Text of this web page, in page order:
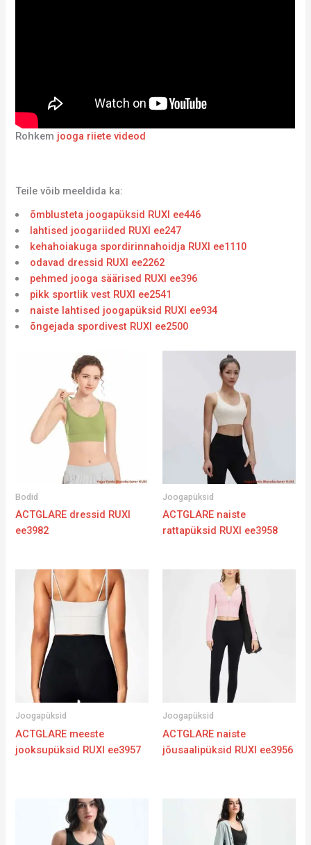
Rohkem jooga riiete videod
Teile võib meeldida ka:
õmblusteta joogapüksid RUXI ee446
lahtised joogariided RUXI ee247
kehahoiakuga spordirinnahoidja RUXI ee1110
odavad dressid RUXI ee2262
pehmed jooga säärised RUXI ee396
pikk sportlik vest RUXI ee2541
naiste lahtised joogapüksid RUXI ee934
õngejada spordivest RUXI ee2500
Bodid
ACTGLARE dressid RUXI
ee3982
Joogapüksid
ACTGLARE naiste
rattapüksid RUXI ee3958
Joogapüksid
ACTGLARE meeste
jooksupüksid RUXI ee3957
Joogapüksid
ACTGLARE naiste
jõusaalipüksid RUXI ee3956